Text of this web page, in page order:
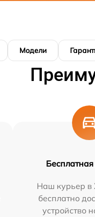
Модели
Наш курьер в
бесплатно
устройство